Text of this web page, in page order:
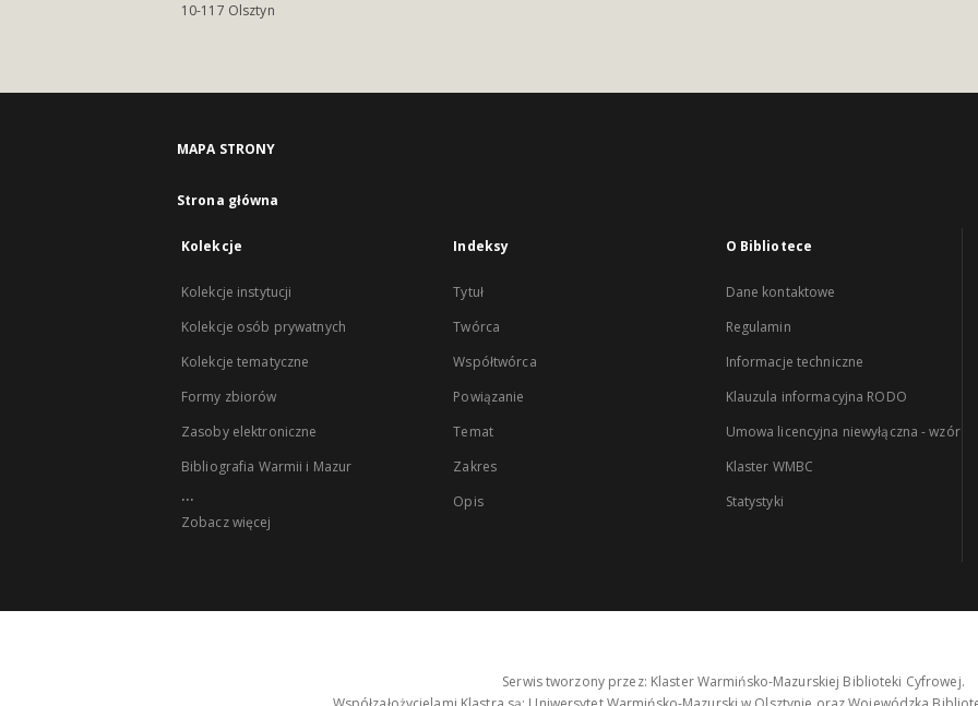
10-117 Olsztyn
MAPA STRONY
Strona główna
Kolekcje
Kolekcje instytucji
Kolekcje osób prywatnych
Kolekcje tematyczne
Formy zbiorów
Zasoby elektroniczne
Bibliografia Warmii i Mazur
...
Zobacz więcej
Indeksy
Tytuł
Twórca
Współtwórca
Powiązanie
Temat
Zakres
Opis
O Bibliotece
Dane kontaktowe
Regulamin
Informacje techniczne
Klauzula informacyjna RODO
Umowa licencyjna niewyłączna - wzór
Klaster WMBC
Statystyki
Serwis tworzony przez: Klaster Warmińsko-Mazurskiej Biblioteki Cyfrowej.